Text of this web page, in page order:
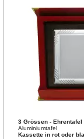
3 Grössen - Ehrentafel
Aluminiumtafel
Kassette in rot oder